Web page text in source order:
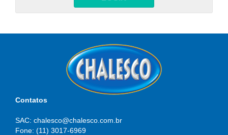
Contatos
SAC: chalesco@chalesco.com.br
Fone: (11) 3017-6969